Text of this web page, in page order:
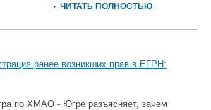
ЧИТАТЬ ПОЛНОСТЬЮ
ранее возникших прав в ЕГРН:
по ХМАО - Югре разъясняет, зачем